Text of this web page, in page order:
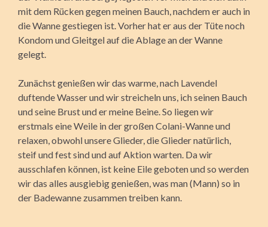
mit dem Rücken gegen meinen Bauch, nachdem er auch in
die Wanne gestiegen ist. Vorher hat er aus der Tüte noch
Kondom und Gleitgel auf die Ablage an der Wanne
gelegt.
Zunächst genießen wir das warme, nach Lavendel
duftende Wasser und wir streicheln uns, ich seinen Bauch
und seine Brust und er meine Beine. So liegen wir
erstmals eine Weile in der großen Colani-Wanne und
relaxen, obwohl unsere Glieder, die Glieder natürlich,
steif und fest sind und auf Aktion warten. Da wir
ausschlafen können, ist keine Eile geboten und so werden
wir das alles ausgiebig genießen, was man (Mann) so in
der Badewanne zusammen treiben kann.